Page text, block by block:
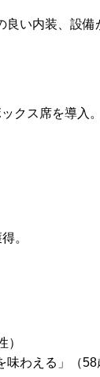
い内装、設備
ス席を導入
。
）
わえる」（58